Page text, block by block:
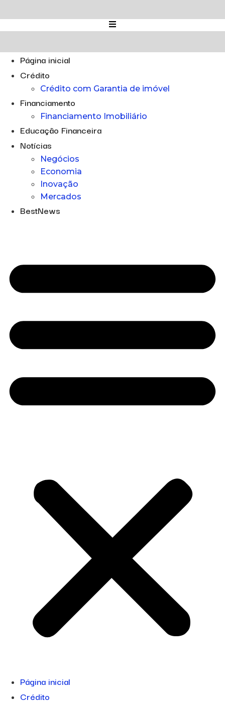
para
o
Página inicial
Crédito
Crédito com Garantia de imóvel
Financiamento
Financiamento Imobiliário
Educação Financeira
Notícias
Negócios
Economia
Inovação
Mercados
BestNews
Página inicial
Crédito